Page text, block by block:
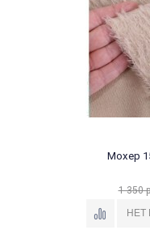
Мохер
1 350